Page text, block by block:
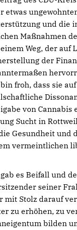
etwas
und die
Maßnahmen
Weg, der
der
froh, dass sie
von
Sucht in
Gesundheit
vermeintlichen
es Beifall und
seiner
mit Stolz darauf
zu erhöhen, zu
bilden